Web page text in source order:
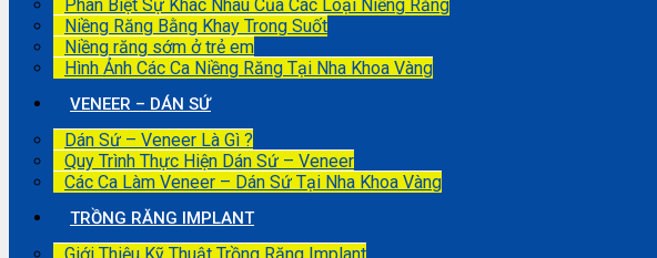
Phân Biệt Sự Khác Nhau Của Các Loại Niềng Răng
Niềng Răng Bằng Khay Trong Suốt
Niềng răng sớm ở trẻ em
Hình Ảnh Các Ca Niềng Răng Tại Nha Khoa Vàng
VENEER – DÁN SỨ
Dán Sứ – Veneer Là Gì ?
Quy Trình Thực Hiện Dán Sứ – Veneer
Các Ca Làm Veneer – Dán Sứ Tại Nha Khoa Vàng
TRỒNG RĂNG IMPLANT